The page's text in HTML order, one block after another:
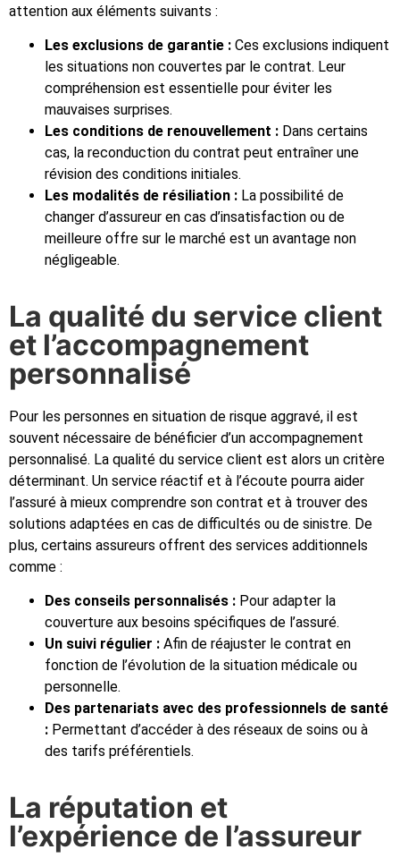
attention aux éléments suivants :
Les exclusions de garantie : Ces exclusions indiquent
les situations non couvertes par le contrat. Leur
compréhension est essentielle pour éviter les
mauvaises surprises.
Les conditions de renouvellement : Dans certains
cas, la reconduction du contrat peut entraîner une
révision des conditions initiales.
Les modalités de résiliation : La possibilité de
changer d’assureur en cas d’insatisfaction ou de
meilleure offre sur le marché est un avantage non
négligeable.
La qualité du service client
et l’accompagnement
personnalisé
Pour les personnes en situation de risque aggravé, il est
souvent nécessaire de bénéficier d’un accompagnement
personnalisé. La qualité du service client est alors un critère
déterminant. Un service réactif et à l’écoute pourra aider
l’assuré à mieux comprendre son contrat et à trouver des
solutions adaptées en cas de difficultés ou de sinistre. De
plus, certains assureurs offrent des services additionnels
comme :
Des conseils personnalisés : Pour adapter la
couverture aux besoins spécifiques de l’assuré.
Un suivi régulier : Afin de réajuster le contrat en
fonction de l’évolution de la situation médicale ou
personnelle.
Des partenariats avec des professionnels de santé
: Permettant d’accéder à des réseaux de soins ou à
des tarifs préférentiels.
La réputation et
l’expérience de l’assureur